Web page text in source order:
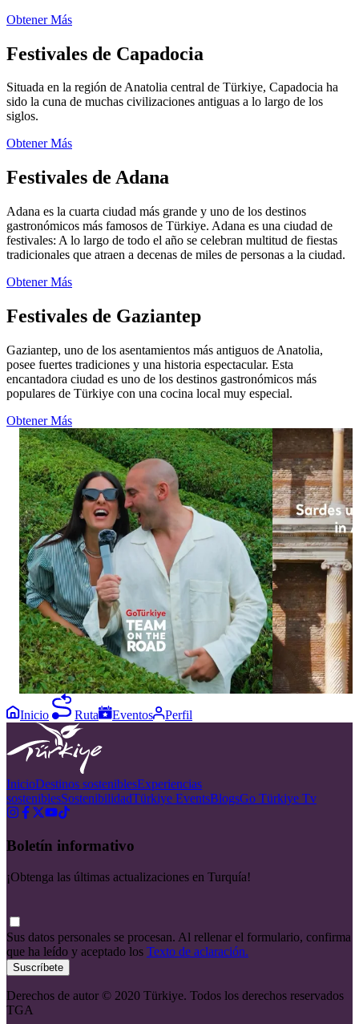
Obtener Más
Festivales de Capadocia
Situada en la región de Anatolia central de Türkiye, Capadocia ha
sido la cuna de muchas civilizaciones antiguas a lo largo de los
siglos.
Obtener Más
Festivales de Adana
Adana es la cuarta ciudad más grande y uno de los destinos
gastronómicos más famosos de Türkiye. Adana es una ciudad de
festivales: A lo largo de todo el año se celebran multitud de fiestas
tradicionales que atraen a decenas de miles de personas a la ciudad.
Obtener Más
Festivales de Gaziantep
Gaziantep, uno de los asentamientos más antiguos de Anatolia,
posee fuertes tradiciones y una historia espectacular. Esta
encantadora ciudad es uno de los destinos gastronómicos más
populares de Türkiye con una cocina local muy especial.
Obtener Más
876
35
Let the nature of Black Sea take your breath
away. From lush green tea plantations to
breathtaking natural scenery, and from local
delicacies to moments of tranquillity, visitors
from all over the world experience
unforgettable moments in Rize and Artvin.
#GoTürkiye #TeamOnTheRoad #GoBlackSea
#Rize #Artvin
738
13
Sardes has
of Anatolian
excavations,
of a young
features
Lydian culture.
conservation,
glimpse into
the link in bio
#GoTürkiye
#GoSustainable
Inicio Ruta Eventos Perfil
InicioDestinos sosteniblesExperiencias
sosteniblesSostenibilidadTürkiye EventsBlogsGo Türkiye Tv
Boletín informativo
¡Obtenga las últimas actualizaciones en Turquía!
Sus datos personales se procesan. Al rellenar el formulario, confirma
que ha leído y aceptado los Texto de aclaración.
Suscríbete
Derechos de autor © 2020 Türkiye. Todos los derechos reservados
TGA